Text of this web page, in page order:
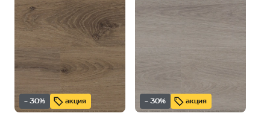
– 30% акция – 30% акция